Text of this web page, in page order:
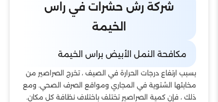
شركة رش حشرات في راس
الخيمة
مكافحة النمل الأبيض براس الخيمة
بسبب ارتفاع درجات الحرارة في الصيف ، تخرج الصراصير من
مخابئها الشتوية في المجاري ومواقع الصرف الصحي. ومع
ذلك ، فإن كمية الصراصير تختلف باختلاف نظافة كل مكان.